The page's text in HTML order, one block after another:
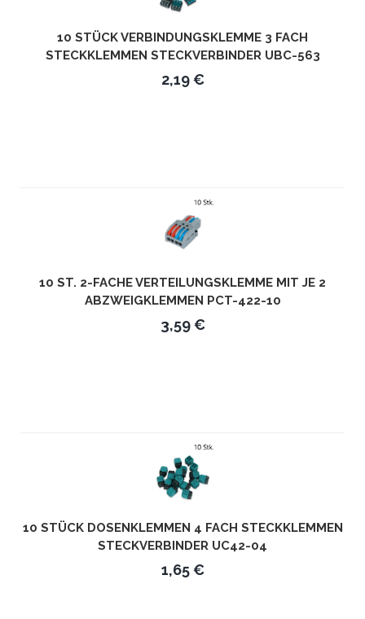
10 STÜCK VERBINDUNGSKLEMME 3 FACH
STECKKLEMMEN STECKVERBINDER UBC-563
2,19 €
10 ST. 2-FACHE VERTEILUNGSKLEMME MIT JE 2
ABZWEIGKLEMMEN PCT-422-10
3,59 €
10 STÜCK DOSENKLEMMEN 4 FACH STECKKLEMMEN
STECKVERBINDER UC42-04
1,65 €